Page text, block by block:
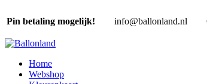
Pin betaling mogelijk! info@ballonland.nl
Home
Webshop